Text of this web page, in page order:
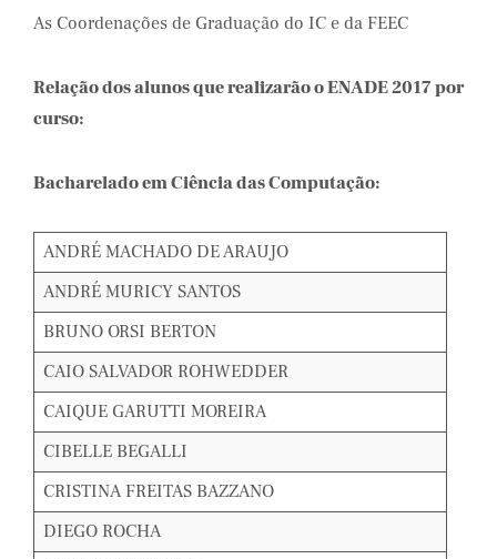
As Coordenações de Graduação do IC e da FEEC
Relação dos alunos que realizarão o ENADE 2017 por
curso:
Bacharelado em Ciência das Computação:
ANDRÉ MACHADO DE ARAUJO
ANDRÉ MURICY SANTOS
BRUNO ORSI BERTON
CAIO SALVADOR ROHWEDDER
CAIQUE GARUTTI MOREIRA
CIBELLE BEGALLI
CRISTINA FREITAS BAZZANO
DIEGO ROCHA